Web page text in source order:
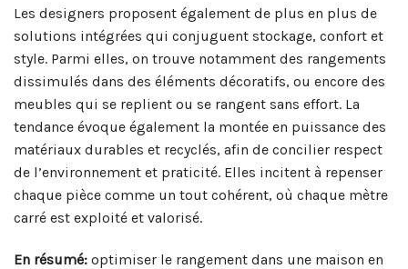
Les designers proposent également de plus en plus de
solutions intégrées qui conjuguent stockage, confort et
style. Parmi elles, on trouve notamment des rangements
dissimulés dans des éléments décoratifs, ou encore des
meubles qui se replient ou se rangent sans effort. La
tendance évoque également la montée en puissance des
matériaux durables et recyclés, afin de concilier respect
de l’environnement et praticité. Elles incitent à repenser
chaque pièce comme un tout cohérent, où chaque mètre
carré est exploité et valorisé.
En résumé: optimiser le rangement dans une maison en